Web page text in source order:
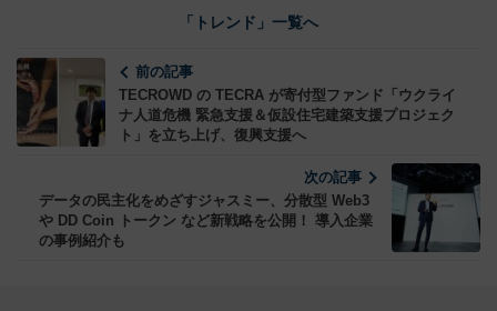
「トレンド」一覧へ
前の記事
TECROWD の TECRA が寄付型ファンド「ウクライ
ナ人道危機 緊急支援＆仮設住宅建築支援プロジェク
ト」を立ち上げ、復興支援へ
次の記事
データの民主化をめざすジャスミー、分散型 Web3
や DD Coin トークン など新戦略を公開！ 導入企業
の事例紹介も